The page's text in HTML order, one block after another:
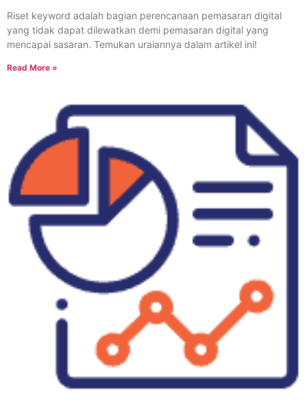
Riset keyword adalah bagian perencanaan pemasaran digital
yang tidak dapat dilewatkan demi pemasaran digital yang
mencapai sasaran. Temukan uraiannya dalam artikel ini!
Read More »